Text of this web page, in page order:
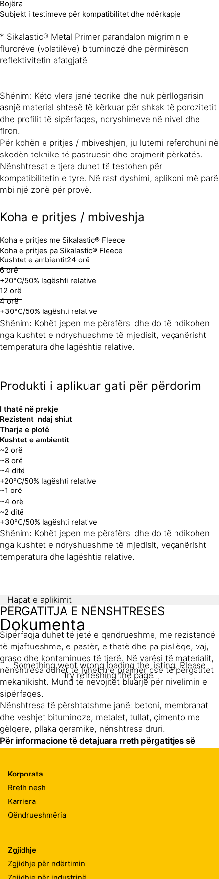
Bojëra
Subjekt i testimeve për kompatibilitet dhe ndërkapje
* Sikalastic® Metal Primer parandalon migrimin e
flurorëve (volatilëve) bituminozë dhe përmirëson
reflektivitetin afatgjatë.
Shënim: Këto vlera janë teorike dhe nuk përllogarisin
asnjë material shtesë të kërkuar për shkak të porozitetit
dhe profilit të sipërfaqes, ndryshimeve në nivel dhe
firon.
Për kohën e pritjes / mbiveshjen, ju lutemi referohuni në
skedën teknike të pastruesit dhe prajmerit përkatës.
Nënshtresat e tjera duhet të testohen për
kompatibilitetin e tyre. Në rast dyshimi, aplikoni më parë
mbi një zonë për provë.
Koha e pritjes / mbiveshja
Koha e pritjes me Sikalastic® Fleece
Koha e pritjes pa Sikalastic® Fleece
Kushtet e ambientit24 orë
6 orë
+20°C/50% lagështi relative
12 orë
4 orë
+30°C/50% lagështi relative
Shënim: Kohët jepen me përafërsi dhe do të ndikohen
nga kushtet e ndryshueshme të mjedisit, veçanërisht
temperatura dhe lagështia relative.
Produkti i aplikuar gati për përdorim
I thatë në prekje
Rezistent ndaj shiut
Tharja e plotë
Kushtet e ambientit
~2 orë
~8 orë
~4 ditë
+20°C/50% lagështi relative
~1 orë
~4 orë
~2 ditë
+30°C/50% lagështi relative
Shënim: Kohët jepen me përafërsi dhe do të ndikohen
nga kushtet e ndryshueshme të mjedisit, veçanërisht
temperatura dhe lagështia relative.
Hapat e aplikimit
PËRGATITJA E NËNSHTRESËS
Sipërfaqja duhet të jetë e qëndrueshme, me rezistencë
të mjaftueshme, e pastër, e thatë dhe pa pisllëqe, vaj,
graso dhe kontaminues të tjerë. Në varësi të materialit,
nënshtresa duhet të lyhet me prajmer ose të përgatitet
mekanikisht. Mund të nevojitet bluarje për nivelimin e
sipërfaqes.
Nënshtresa të përshtatshme janë: betoni, membranat
dhe veshjet bituminoze, metalet, tullat, çimento me
gëlqere, pllaka qeramike, nënshtresa druri.
Për informacione të detajuara rreth përgatitjes së
PËRZIERJA
Duhet të shmanget përzierja e tepruar për të minimizuar
bllokimin e ajrit.
Dokumenta
Something went wrong loading the listing. Please
try refreshing the page.
Korporata
Rreth nesh
Karriera
Qëndrueshmëria
Zgjidhje
Zgjidhje për ndërtimin